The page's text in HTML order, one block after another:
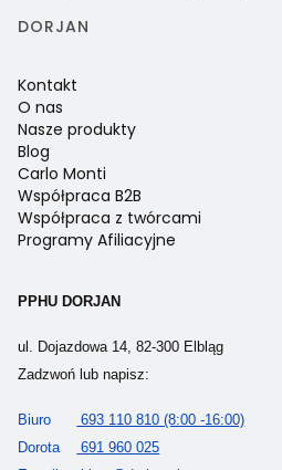
DORJAN
Kontakt
O nas
Nasze produkty
Blog
Carlo Monti
Współpraca B2B
Współpraca z twórcami
Programy Afiliacyjne
PPHU DORJAN
ul. Dojazdowa 14, 82-300 Elbląg
Zadzwoń lub napisz:
Biuro
693 110 810 (8:00 -16:00)
Dorota
691 960 025